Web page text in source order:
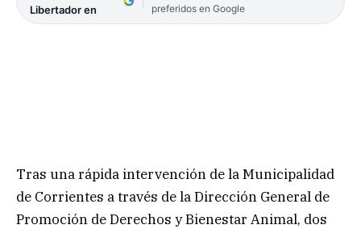
Libertador en
preferidos en Google
Tras una rápida intervención de la Municipalidad
de Corrientes a través de la Dirección General de
Promoción de Derechos y Bienestar Animal, dos